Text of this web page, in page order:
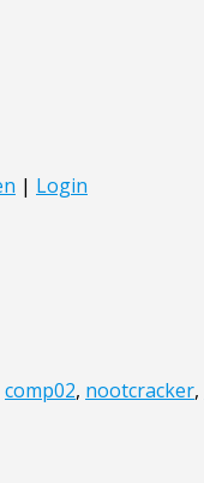
comp02, nootcracker,